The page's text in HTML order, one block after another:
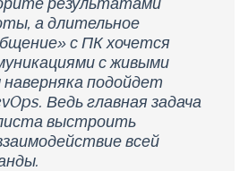
а длительное
с ПК хочется
с живыми
подойдет
Ведь главная задача
выстроить
всей